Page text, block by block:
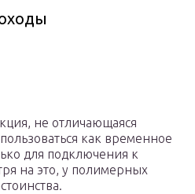
не отличающаяся
как временное
для подключения к
на это, у полимерных